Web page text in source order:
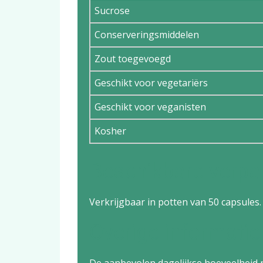
Sucrose
Conserveringsmiddelen
Zout toegevoegd
Geschikt voor vegetariërs
Geschikt voor veganisten
Kosher
Verkrijgbaar in potten van 50 capsules.